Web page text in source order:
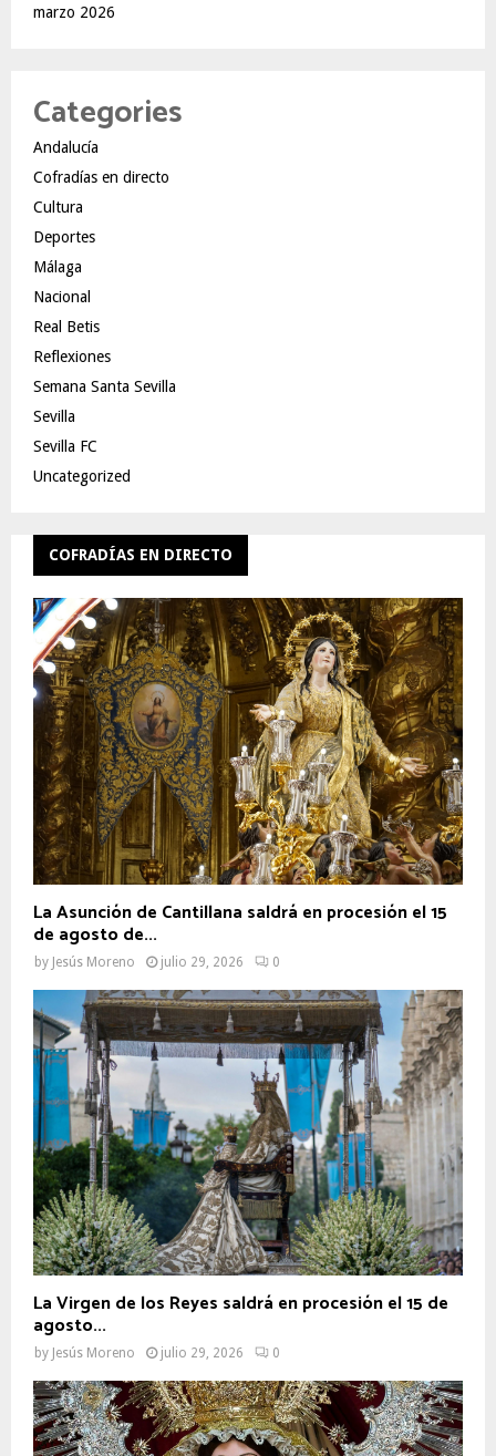
marzo 2026
Categories
Andalucía
Cofradías en directo
Cultura
Deportes
Málaga
Nacional
Real Betis
Reflexiones
Semana Santa Sevilla
Sevilla
Sevilla FC
Uncategorized
COFRADÍAS EN DIRECTO
La Asunción de Cantillana saldrá en procesión el 15
de agosto de...
by Jesús Moreno julio 29, 2026 0
La Virgen de los Reyes saldrá en procesión el 15 de
agosto...
by Jesús Moreno julio 29, 2026 0